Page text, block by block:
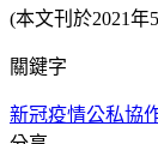
(本文刊於2021年
關鍵字
新冠疫情公私協